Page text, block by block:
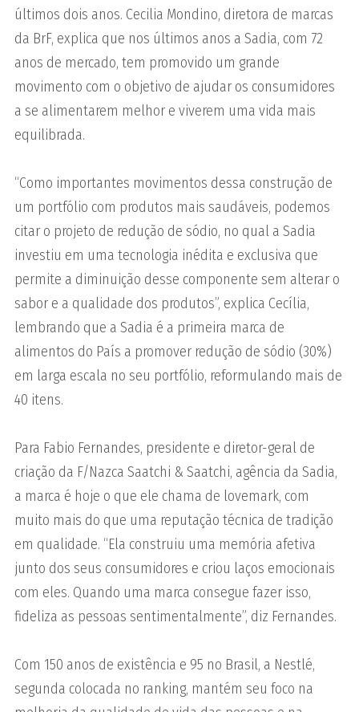
últimos dois anos. Cecilia Mondino, diretora de marcas
da BrF, explica que nos últimos anos a Sadia, com 72
anos de mercado, tem promovido um grande
movimento com o objetivo de ajudar os consumidores
a se alimentarem melhor e viverem uma vida mais
equilibrada.
“Como importantes movimentos dessa construção de
um portfólio com produtos mais saudáveis, podemos
citar o projeto de redução de sódio, no qual a Sadia
investiu em uma tecnologia inédita e exclusiva que
permite a diminuição desse componente sem alterar o
sabor e a qualidade dos produtos”, explica Cecília,
lembrando que a Sadia é a primeira marca de
alimentos do País a promover redução de sódio (30%)
em larga escala no seu portfólio, reformulando mais de
40 itens.
Para Fabio Fernandes, presidente e diretor-geral de
criação da F/Nazca Saatchi & Saatchi, agência da Sadia,
a marca é hoje o que ele chama de lovemark, com
muito mais do que uma reputação técnica de tradição
em qualidade. “Ela construiu uma memória afetiva
junto dos seus consumidores e criou laços emocionais
com eles. Quando uma marca consegue fazer isso,
fideliza as pessoas sentimentalmente”, diz Fernandes.
Com 150 anos de existência e 95 no Brasil, a Nestlé,
segunda colocada no ranking, mantém seu foco na